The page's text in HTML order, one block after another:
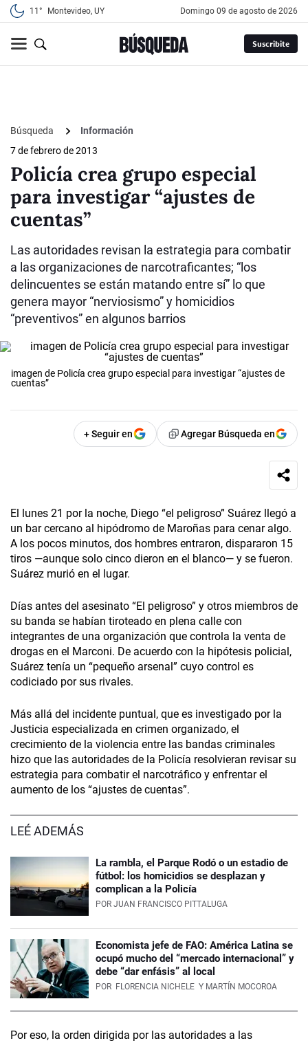
11° Montevideo, UY domingo 09 de agosto de 2026
Suscribite
Búsqueda
Información
7 de febrero de 2013
Policía crea grupo especial
para investigar “ajustes de
cuentas”
Las autoridades revisan la estrategia para combatir
a las organizaciones de narcotraficantes; “los
delincuentes se están matando entre sí” lo que
genera mayor “nerviosismo” y homicidios
“preventivos” en algunos barrios
imagen de Policía crea grupo especial para investigar “ajustes de
cuentas”
+ Seguir en Agregar Búsqueda en
El lunes 21 por la noche, Diego “el peligroso” Suárez llegó a
un bar cercano al hipódromo de Maroñas para cenar algo.
A los pocos minutos, dos hombres entraron, dispararon 15
tiros —aunque solo cinco dieron en el blanco— y se fueron.
Suárez murió en el lugar.
Días antes del asesinato “El peligroso” y otros miembros de
su banda se habían tiroteado en plena calle con
integrantes de una organización que controla la venta de
drogas en el Marconi. De acuerdo con la hipótesis policial,
Suárez tenía un “pequeño arsenal” cuyo control es
codiciado por sus rivales.
Más allá del incidente puntual, que es investigado por la
Justicia especializada en crimen organizado, el
crecimiento de la violencia entre las bandas criminales
hizo que las autoridades de la Policía resolvieran revisar su
estrategia para combatir el narcotráfico y enfrentar el
aumento de los “ajustes de cuentas”.
LEÉ ADEMÁS
La rambla, el Parque Rodó o un estadio de
fútbol: los homicidios se desplazan y
complican a la Policía
POR JUAN FRANCISCO PITTALUGA
Economista jefe de FAO: América Latina se
ocupó mucho del “mercado internacional” y
debe “dar enfásis” al local
POR FLORENCIA NICHELE Y MARTÍN MOCOROA
Por eso, la orden dirigida por las autoridades a las